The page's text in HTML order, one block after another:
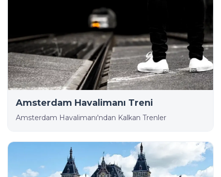
Amsterdam Havalimanı Treni
Amsterdam Havalimanı'ndan Kalkan Trenler